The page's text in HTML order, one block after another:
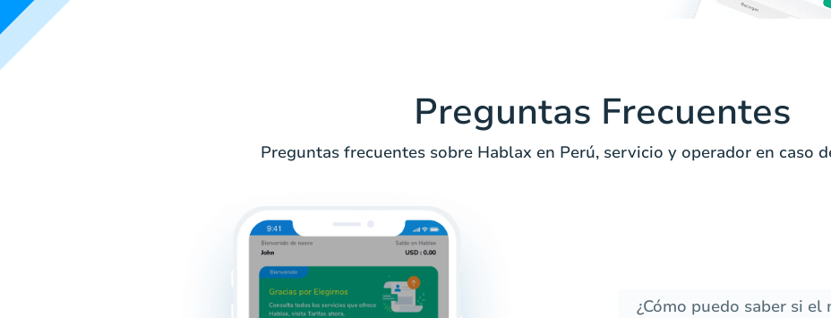
Preguntas Frecuentes
Preguntas frecuentes sobre Hablax en Perú, servicio y operador en caso
¿Cómo puedo saber si